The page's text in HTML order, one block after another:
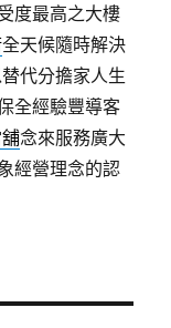
度最高之大樓
全天候隨時解決
代分擔家人生
全經驗豐導客
念來服務廣大
經營理念的認